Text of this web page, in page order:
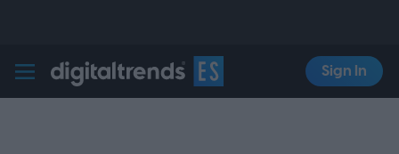
Digital Trends Español
Sign In